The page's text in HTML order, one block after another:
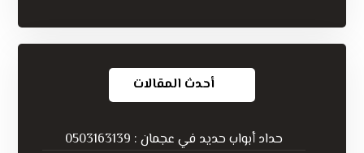
أحدث المقالات
حداد أبواب حديد في عجمان : 0503163139